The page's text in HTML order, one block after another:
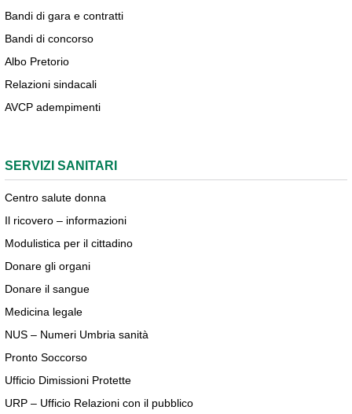
Bandi di gara e contratti
Bandi di concorso
Albo Pretorio
Relazioni sindacali
AVCP adempimenti
SERVIZI SANITARI
Centro salute donna
Il ricovero – informazioni
Modulistica per il cittadino
Donare gli organi
Donare il sangue
Medicina legale
NUS – Numeri Umbria sanità
Pronto Soccorso
Ufficio Dimissioni Protette
URP – Ufficio Relazioni con il pubblico